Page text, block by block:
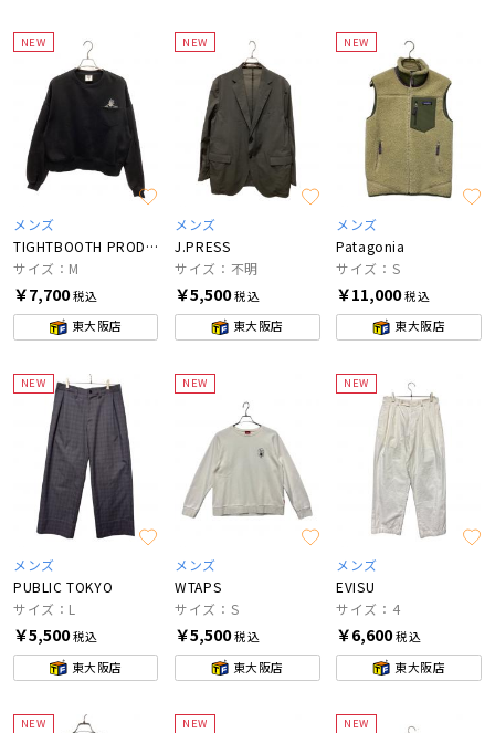
NEW
メンズ
TIGHTBOOTH PRODUCTION
サイズ：M
￥7,700税込
東大阪店
NEW
メンズ
J.PRESS
サイズ：不明
￥5,500税込
東大阪店
NEW
メンズ
Patagonia
サイズ：S
￥11,000税込
東大阪店
NEW
メンズ
PUBLIC TOKYO
サイズ：L
￥5,500税込
東大阪店
NEW
メンズ
WTAPS
サイズ：S
￥5,500税込
東大阪店
NEW
メンズ
EVISU
サイズ：4
￥6,600税込
東大阪店
NEW NEW NEW